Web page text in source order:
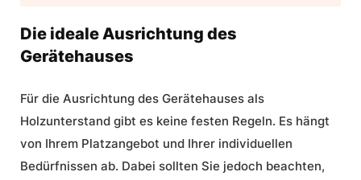
Die ideale Ausrichtung des
Gerätehauses
Für die Ausrichtung des Gerätehauses als
Holzunterstand gibt es keine festen Regeln. Es hängt
von Ihrem Platzangebot und Ihrer individuellen
Bedürfnissen ab. Dabei sollten Sie jedoch beachten,